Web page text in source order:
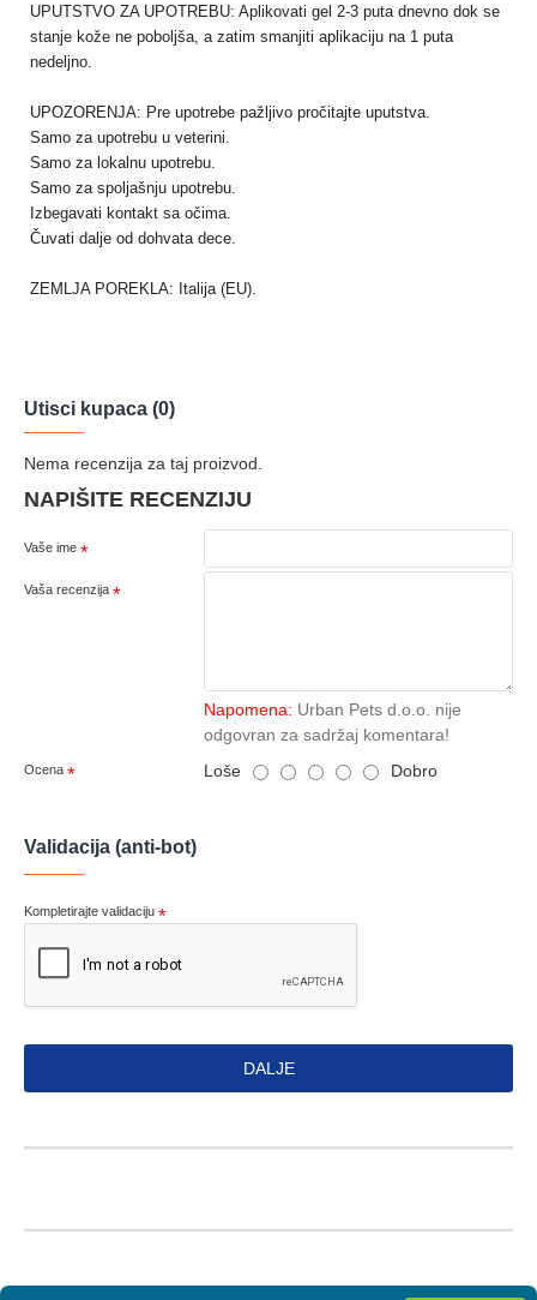
UPUTSTVO ZA UPOTREBU: Aplikovati gel 2-3 puta dnevno dok se
stanje kože ne poboljša, a zatim smanjiti aplikaciju na 1 puta
nedeljno.
UPOZORENJA: Pre upotrebe pažljivo pročitajte uputstva.
Samo za upotrebu u veterini.
Samo za lokalnu upotrebu.
Samo za spoljašnju upotrebu.
Izbegavati kontakt sa očima.
Čuvati dalje od dohvata dece.
ZEMLJA POREKLA: Italija (EU).
Utisci kupaca (0)
Nema recenzija za taj proizvod.
NAPIŠITE RECENZIJU
Vaše ime
Vaša recenzija
Napomena: Urban Pets d.o.o. nije
odgovran za sadržaj komentara!
Ocena Loše Dobro
Validacija (anti-bot)
Kompletirajte validaciju
DALJE